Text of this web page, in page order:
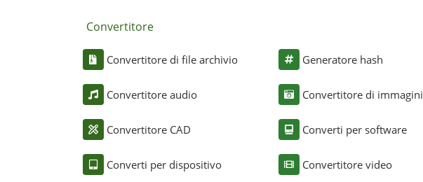
Convertitore
Convertitore di file archivio
Convertitore audio
Convertitore CAD
Converti per dispositivo
Generatore hash
Convertitore di immagini
Converti per software
Convertitore video